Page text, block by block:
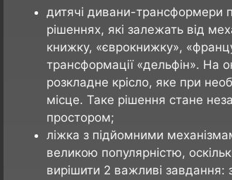
дитячі дивани-трансформери
рішеннях, які залежать від
книжку, «єврокнижку»,
трансформації «дельфін». На
розкладне крісло, яке при
місце. Таке рішення стане
простором;
ліжка з підйомними
великою популярністю,
вирішити 2 важливі завдання: